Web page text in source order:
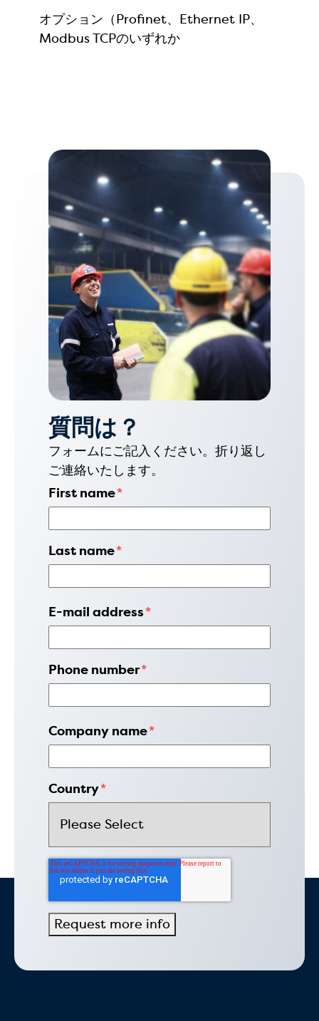
オプション（Profinet、Ethernet IP、
Modbus TCPのいずれか
質問は？
フォームにご記入ください。折り返し
ご連絡いたします。
First name*
Last name*
E-mail address*
Phone number*
Company name*
Country*